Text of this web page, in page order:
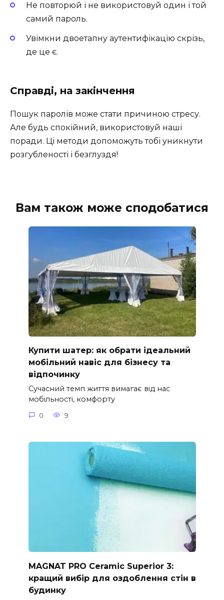
Не повторюй і не використовуй один і той
самий пароль.
Увімкни двоетапну аутентифікацію скрізь,
де це є.
Справді, на закінчення
Пошук паролів може стати причиною стресу.
Але будь спокійний, використовуй наші
поради. Ці методи допоможуть тобі уникнути
розгубленості і безглуздя!
Вам також може сподобатися
Купити шатер: як обрати ідеальний
мобільний навіс для бізнесу та
відпочинку
Сучасний темп життя вимагає від нас
мобільності, комфорту
0 9
MAGNAT PRO Ceramic Superior 3:
кращий вибір для оздоблення стін в
будинку